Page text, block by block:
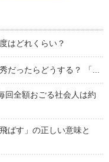
はどれくらい？
だったらどうする？ 「...
回全額おごる社会人は約
ばす」の正しい意味と